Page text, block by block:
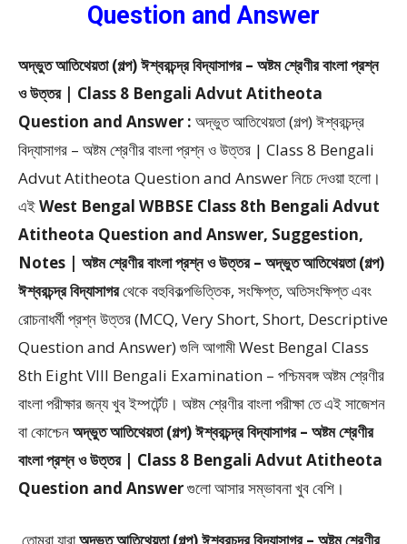
Question and Answer
অদ্ভুত আতিথেয়তা (গল্প) ঈশ্বরচন্দ্র বিদ্যাসাগর – অষ্টম শ্রেণীর বাংলা প্রশ্ন
ও উত্তর | Class 8 Bengali Advut Atitheota
Question and Answer : অদ্ভুত আতিথেয়তা (গল্প) ঈশ্বরচন্দ্র
বিদ্যাসাগর – অষ্টম শ্রেণীর বাংলা প্রশ্ন ও উত্তর | Class 8 Bengali
Advut Atitheota Question and Answerনিচে দেওয়া হলো।
এইWest Bengal WBBSE Class 8th Bengali Advut
Atitheota Question and Answer, Suggestion,
Notes | অষ্টম শ্রেণীর বাংলা প্রশ্ন ও উত্তর – অদ্ভুত আতিথেয়তা (গল্প)
ঈশ্বরচন্দ্র বিদ্যাসাগরথেকেবহুবিকল্পভিত্তিক, সংক্ষিপ্ত, অতিসংক্ষিপ্ত এবং
রোচনাধর্মী প্রশ্ন উত্তর (MCQ, Very Short, Short, Descriptive
Question and Answer)গুলি আগামী West Bengal Class
8th Eight VIII Bengali Examination – পশ্চিমবঙ্গ অষ্টম শ্রেণীর
বাংলা পরীক্ষার জন্য খুব ইম্পর্টেন্ট। অষ্টম শ্রেণীর বাংলা পরীক্ষা তে এই সাজেশন
বা কোশ্চেনঅদ্ভুত আতিথেয়তা (গল্প) ঈশ্বরচন্দ্র বিদ্যাসাগর – অষ্টম শ্রেণীর
বাংলা প্রশ্ন ও উত্তর | Class 8 Bengali Advut Atitheota
Question and Answerগুলো আসার সম্ভাবনা খুব বেশি।